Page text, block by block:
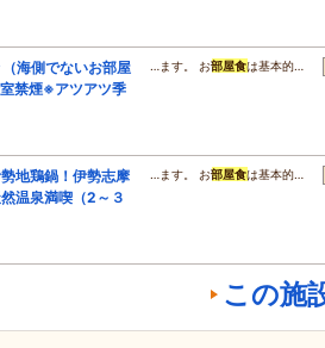
海側でないお部屋
禁煙※アツアツ季
…ます。 お部屋食は基本的…
地鶏鍋！伊勢志摩
温泉満喫（2～３
…ます。 お部屋食は基本的…
この施